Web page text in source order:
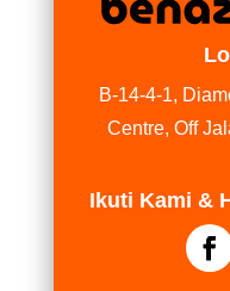
B-14-4-1,
Centre, Off
Ikuti Kami &